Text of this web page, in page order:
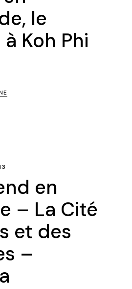
le
Koh Phi
en
– La Cité
et des
–